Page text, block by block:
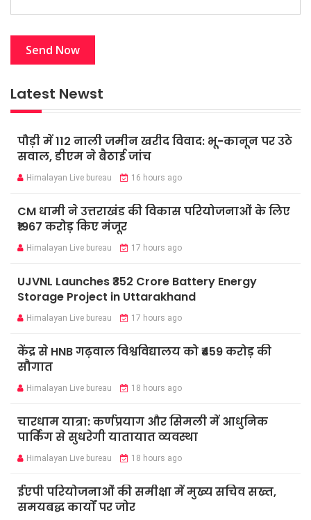
Latest Newst
पौड़ी में 112 नाली जमीन खरीद विवाद: भू-कानून पर उठे
सवाल, डीएम ने बैठाई जांच
Himalayan Live bureau 16 hours ago
CM धामी ने उत्तराखंड की विकास परियोजनाओं के लिए
₹1967 करोड़ किए मंजूर
Himalayan Live bureau 17 hours ago
UJVNL Launches ₹352 Crore Battery Energy
Storage Project in Uttarakhand
Himalayan Live bureau 17 hours ago
केंद्र से HNB गढ़वाल विश्वविद्यालय को ₹459 करोड़ की
सौगात
Himalayan Live bureau 18 hours ago
चारधाम यात्रा: कर्णप्रयाग और सिमली में आधुनिक
पार्किंग से सुधरेगी यातायात व्यवस्था
Himalayan Live bureau 18 hours ago
ईएपी परियोजनाओं की समीक्षा में मुख्य सचिव सख्त,
समयबद्ध कार्यों पर जोर